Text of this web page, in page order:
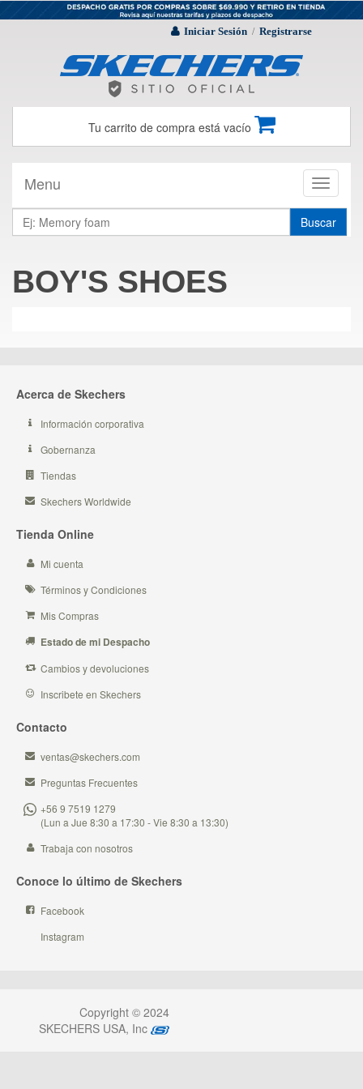
Iniciar Sesión / Registrarse
Tu carrito de compra está vacío
Toggle
Menu
Buscar
BOY'S SHOES
Acerca de Skechers
Información corporativa
Gobernanza
Tiendas
Skechers Worldwide
Tienda Online
Mi cuenta
Términos y Condiciones
Mis Compras
Estado de mi Despacho
Cambios y devoluciones
Inscribete en Skechers
Contacto
ventas@skechers.com
Preguntas Frecuentes
+56 9 7519 1279
(Lun a Jue 8:30 a 17:30 - Vie 8:30 a 13:30)
Trabaja con nosotros
Conoce lo último de Skechers
Facebook
Instagram
Copyright © 2024
SKECHERS USA, Inc